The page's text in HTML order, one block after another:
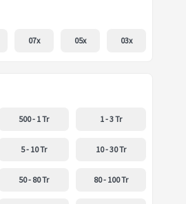
07x 05x 03x
500 - 1 Tr 1 - 3 Tr
5 - 10 Tr 10 - 30 Tr
50 - 80 Tr 80 - 100 Tr